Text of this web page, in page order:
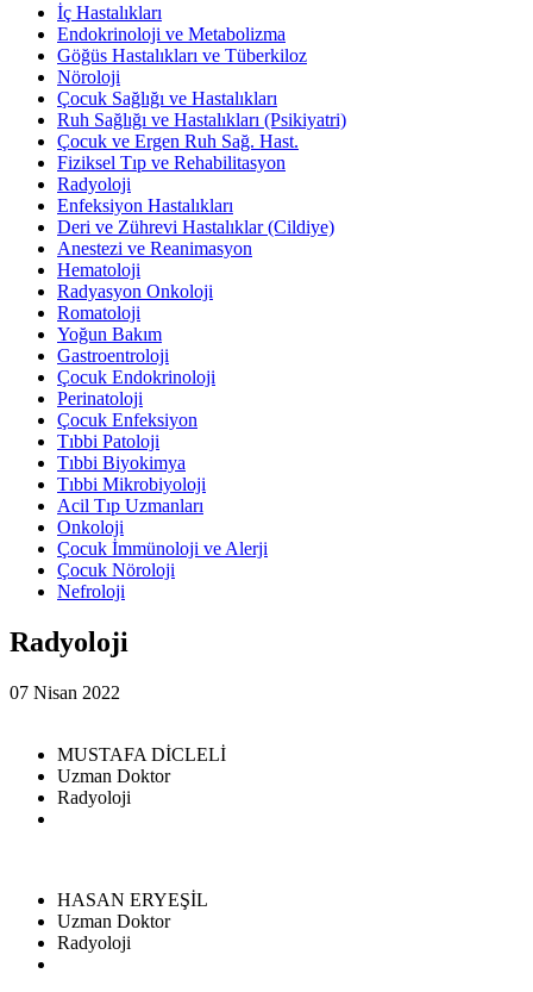
İç Hastalıkları
Endokrinoloji ve Metabolizma
Göğüs Hastalıkları ve Tüberkiloz
Nöroloji
Çocuk Sağlığı ve Hastalıkları
Ruh Sağlığı ve Hastalıkları (Psikiyatri)
Çocuk ve Ergen Ruh Sağ. Hast.
Fiziksel Tıp ve Rehabilitasyon
Radyoloji
Enfeksiyon Hastalıkları
Deri ve Zührevi Hastalıklar (Cildiye)
Anestezi ve Reanimasyon
Hematoloji
Radyasyon Onkoloji
Romatoloji
Yoğun Bakım
Gastroentroloji
Çocuk Endokrinoloji
Perinatoloji
Çocuk Enfeksiyon
Tıbbi Patoloji
Tıbbi Biyokimya
Tıbbi Mikrobiyoloji
Acil Tıp Uzmanları
Onkoloji
Çocuk İmmünoloji ve Alerji
Çocuk Nöroloji
Nefroloji
Radyoloji
07 Nisan 2022
MUSTAFA DİCLELİ
Uzman Doktor
Radyoloji
HASAN ERYEŞİL
Uzman Doktor
Radyoloji